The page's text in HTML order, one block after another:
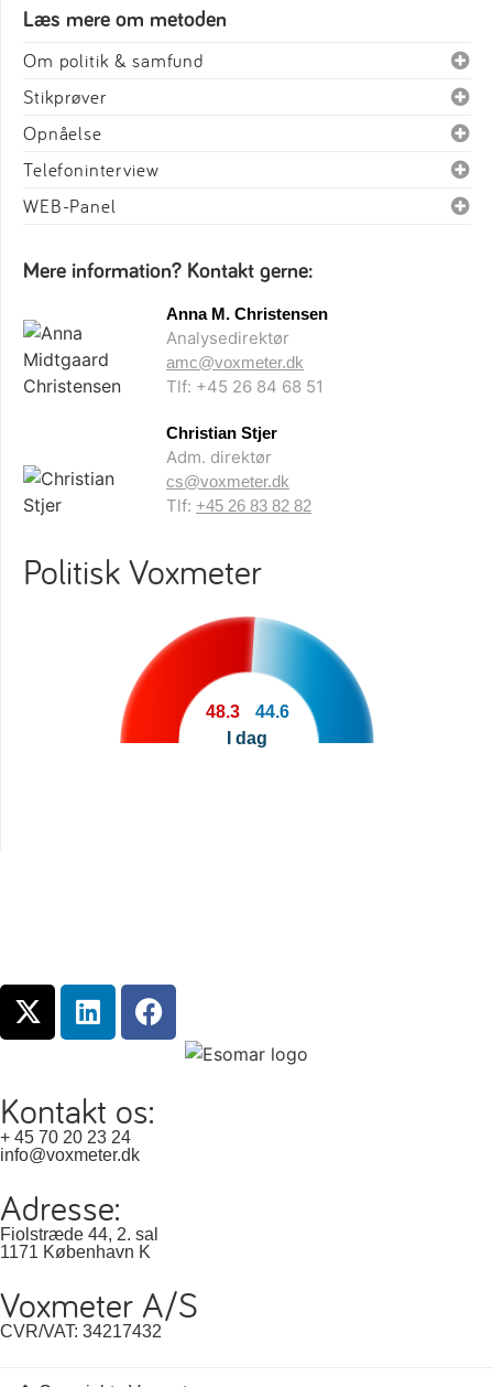
Læs mere om metoden
Om politik & samfund
Stikprøver
Opnåelse
Telefoninterview
WEB-Panel
Mere information? Kontakt gerne:
Anna M. Christensen
Analysedirektør
amc@voxmeter.dk
Tlf: +45 26 84 68 51
Christian Stjer
Adm. direktør
cs@voxmeter.dk
Tlf: +45 26 83 82 82
Politisk Voxmeter
48.3
44.6
I dag
Kontakt os:
+ 45 70 20 23 24
info@voxmeter.dk
Adresse:
Fiolstræde 44, 2. sal
1171 København K
Voxmeter A/S
CVR/VAT: 34217432